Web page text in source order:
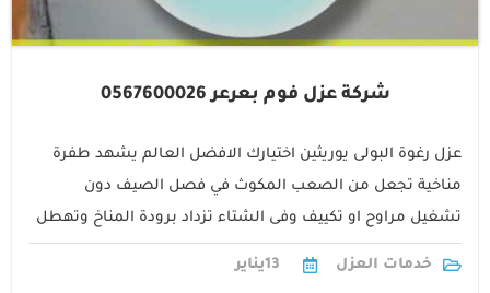
شركة عزل فوم بعرعر 0567600026
عزل رغوة البولى يوريثين اختيارك الافضل العالم يشهد طفرة
مناخية تجعل من الصعب المكوث في فصل الصيف دون
تشغيل مراوح او تكييف وفى الشتاء تزداد برودة المناخ وتهطل
الامطار وكانت1
خدمات العزل
13يناير